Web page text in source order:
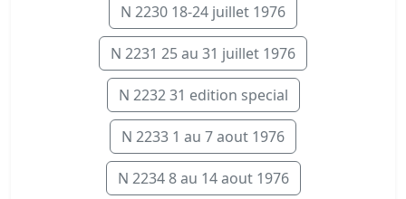
N 2230 18-24 juillet 1976
N 2231 25 au 31 juillet 1976
N 2232 31 edition special
N 2233 1 au 7 aout 1976
N 2234 8 au 14 aout 1976